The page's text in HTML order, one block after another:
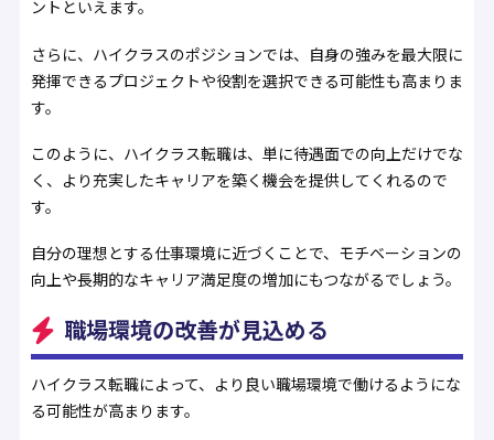
ントといえます。
さらに、ハイクラスのポジションでは、自身の強みを最大限に
発揮できるプロジェクトや役割を選択できる可能性も高まりま
す。
このように、ハイクラス転職は、単に待遇面での向上だけでな
く、より充実したキャリアを築く機会を提供してくれるので
す。
自分の理想とする仕事環境に近づくことで、モチベーションの
向上や長期的なキャリア満足度の増加にもつながるでしょう。
職場環境の改善が見込める
ハイクラス転職によって、より良い職場環境で働けるようにな
る可能性が高まります。